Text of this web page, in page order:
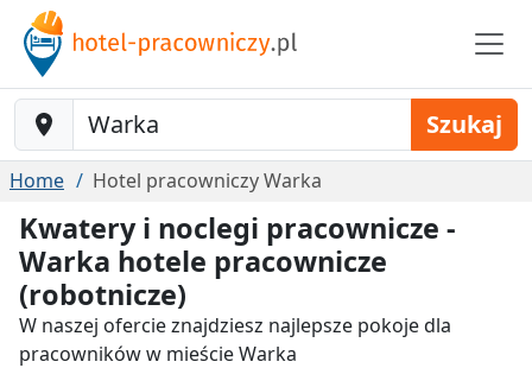
Baustelle-Location Szukaj
Home Hotel pracowniczy Warka
Kwatery i noclegi pracownicze -
Warka hotele pracownicze
(robotnicze)
W naszej ofercie znajdziesz najlepsze pokoje dla
pracowników w mieście Warka